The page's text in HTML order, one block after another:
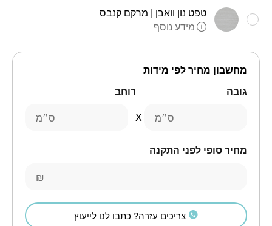
טפט נון וואבן | מרקם קנבס
מידע נוסף
מחשבון מחיר לפי מידות
גובה
ס״מ
רוחב
ס״מ
מחיר סופי לפני התקנה
₪
צריכים עזרה? כתבו לנו לייעוץ